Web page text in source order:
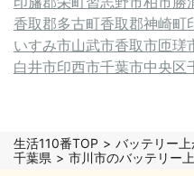
香取郡多古町香取郡神崎町
いすみ市山武市香取市匝瑳
白井市印西市千葉市中央区
生活110番TOP バッテリー上
千葉県
市川市のバッテリー